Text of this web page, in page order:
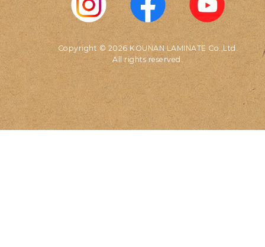
Copyright © 2026 KOUNAN LAMINATE Co.,Ltd.
All rights reserved.